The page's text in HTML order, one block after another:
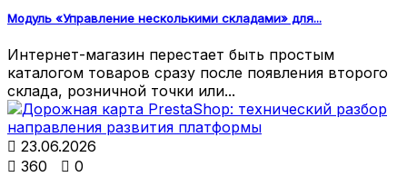
Модуль «Управление несколькими складами» для...
Интернет-магазин перестает быть простым
каталогом товаров сразу после появления второго
склада, розничной точки или...
 23.06.2026
 360  0